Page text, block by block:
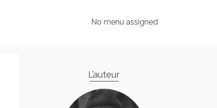
No menu assigned
L’auteur